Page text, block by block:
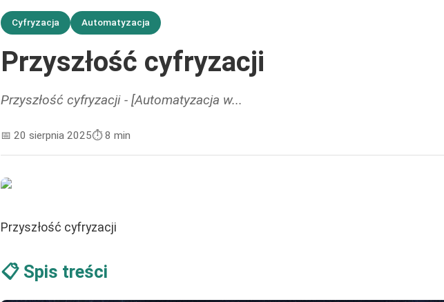
Cyfryzacja Automatyzacja
Przyszłość cyfryzacji
Przyszłość cyfryzacji - [Automatyzacja w...
📅 20 sierpnia 2025⏱️8 min
Przyszłość cyfryzacji
📋 Spis treści